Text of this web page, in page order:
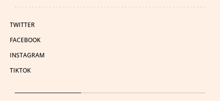
TWITTER
FACEBOOK
INSTAGRAM
TIKTOK